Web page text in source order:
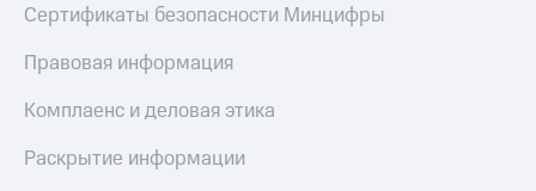
Сертификаты безопасности Минцифры
Правовая информация
Комплаенс и деловая этика
Раскрытие информации